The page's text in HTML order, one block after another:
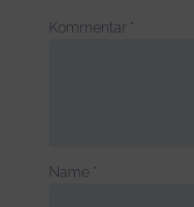
Kommentar *
Name *